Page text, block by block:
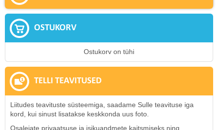
OSTUKORV
Ostukorv on tühi
TELLI TEAVITUSED
Liitudes teavituste süsteemiga, saadame Sulle teavituse iga
kord, kui sinust lisatakse keskkonda uus foto.
Osalejate privaatsuse ja isikuandmete kaitsmiseks ning